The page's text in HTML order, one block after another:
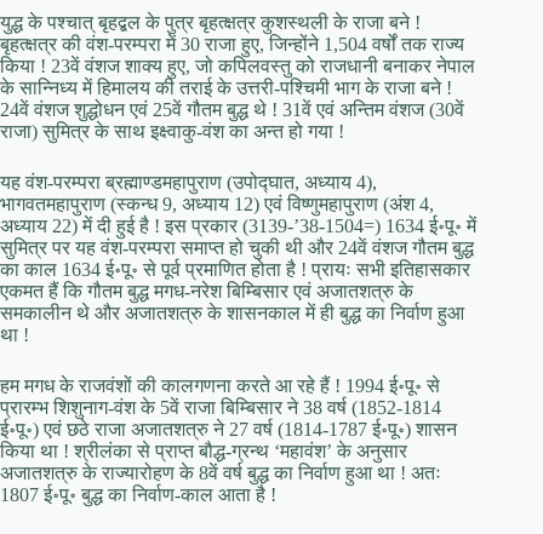
युद्ध के पश्चात् बृहद्बल के पुत्र बृहत्क्षत्र कुशस्थली के राजा बने !
बृहत्क्षत्र की वंश-परम्परा में 30 राजा हुए, जिन्होंने 1,504 वर्षों तक राज्य
किया ! 23वें वंशज शाक्य हुए, जो कपिलवस्तु को राजधानी बनाकर नेपाल
के सान्निध्य में हिमालय की तराई के उत्तरी-पश्चिमी भाग के राजा बने !
24वें वंशज शुद्धोधन एवं 25वें गौतम बुद्ध थे ! 31वें एवं अन्तिम वंशज (30वें
राजा) सुमित्र के साथ इक्ष्वाकु-वंश का अन्त हो गया !
यह वंश-परम्परा ब्रह्माण्डमहापुराण (उपोद्घात, अध्याय 4),
भागवतमहापुराण (स्कन्ध 9, अध्याय 12) एवं विष्णुमहापुराण (अंश 4,
अध्याय 22) में दी हुई है ! इस प्रकार (3139-’38-1504=) 1634 ई॰पू॰ में
सुमित्र पर यह वंश-परम्परा समाप्त हो चुकी थी और 24वें वंशज गौतम बुद्ध
का काल 1634 ई॰पू॰ से पूर्व प्रमाणित होता है ! प्रायः सभी इतिहासकार
एकमत हैं कि गौतम बुद्ध मगध-नरेश बिम्बिसार एवं अजातशत्रु के
समकालीन थे और अजातशत्रु के शासनकाल में ही बुद्ध का निर्वाण हुआ
था !
हम मगध के राजवंशों की कालगणना करते आ रहे हैं ! 1994 ई॰पू॰ से
प्रारम्भ शिशुनाग-वंश के 5वें राजा बिम्बिसार ने 38 वर्ष (1852-1814
ई॰पू॰) एवं छठे राजा अजातशत्रु ने 27 वर्ष (1814-1787 ई॰पू॰) शासन
किया था ! श्रीलंका से प्राप्त बौद्ध-ग्रन्थ ‘महावंश’ के अनुसार
अजातशत्रु के राज्यारोहण के 8वें वर्ष बुद्ध का निर्वाण हुआ था ! अतः
1807 ई॰पू॰ बुद्ध का निर्वाण-काल आता है !